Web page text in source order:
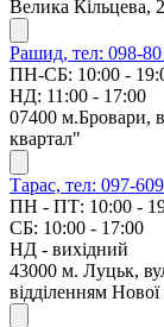
Велика Кільцева,
Рашид, тел: 098-
ПН-СБ: 10:00 -
НД: 11:00 - 17:00
07400 м.Бровари,
квартал"
Тарас, тел: 097-
ПН - ПТ: 10:00 -
СБ: 10:00 - 17:00
НД - вихідний
43000 м. Луцьк,
відділенням